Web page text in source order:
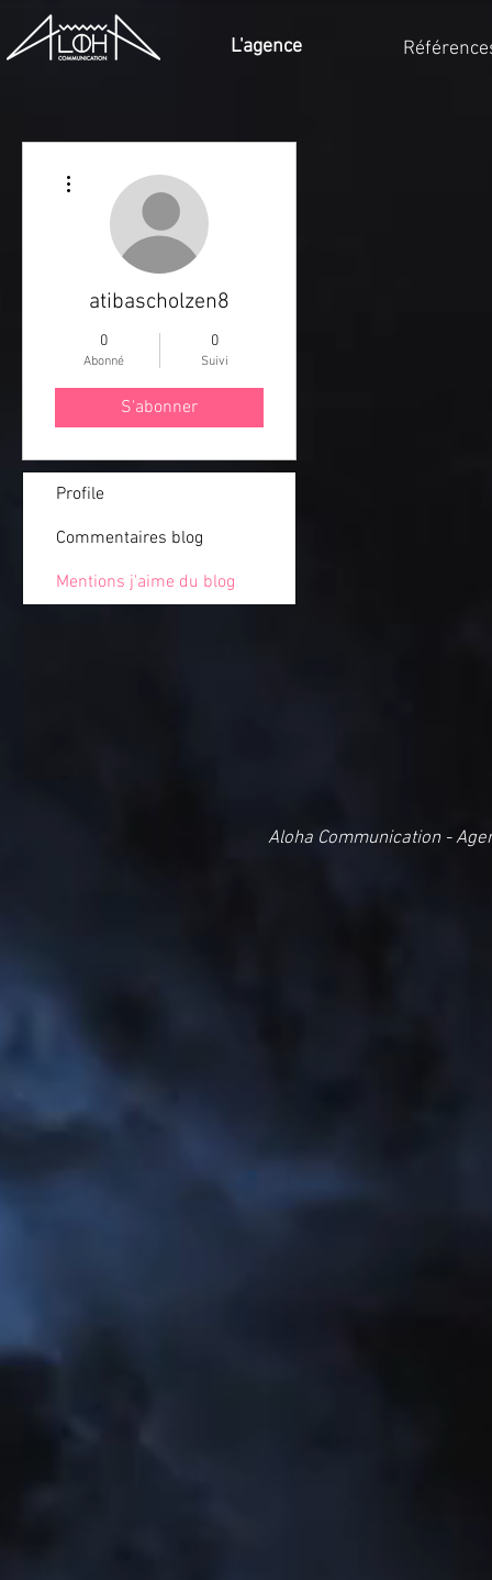
L'agence
atibascholzen8
0
Abonné
0
Suivi
S'abonner
Profile
Commentaires blog
Mentions j'aime du blog
Aloha Communication -